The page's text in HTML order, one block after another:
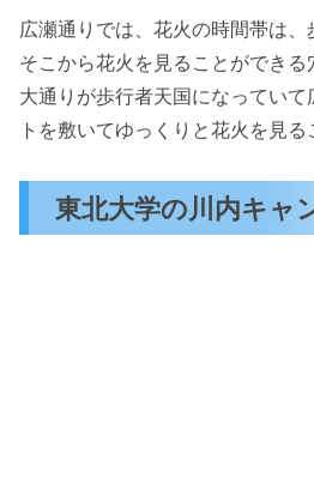
広瀬通りでは、花火の時間帯は、
そこから花火を見ることができる
大通りが歩行者天国になってい
トを敷いてゆっくりと花火を見る
東北大学の川内キャ